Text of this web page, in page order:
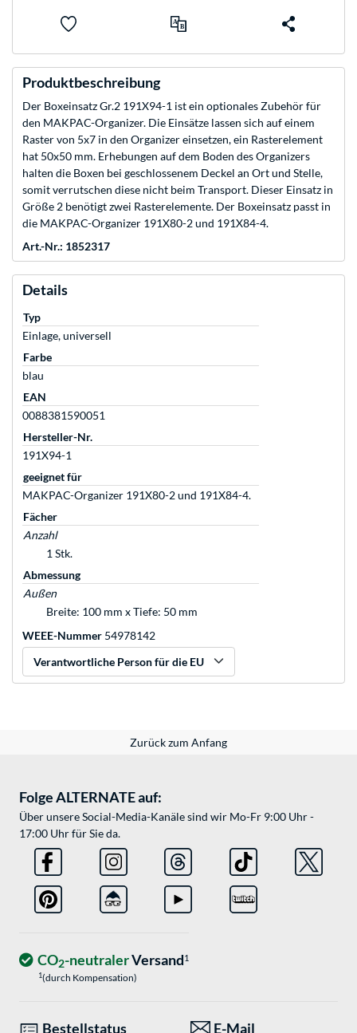
Produktbeschreibung
Der Boxeinsatz Gr.2 191X94-1 ist ein optionales Zubehör für
den MAKPAC-Organizer. Die Einsätze lassen sich auf einem
Raster von 5x7 in den Organizer einsetzen, ein Rasterelement
hat 50x50 mm. Erhebungen auf dem Boden des Organizers
halten die Boxen bei geschlossenem Deckel an Ort und Stelle,
somit verrutschen diese nicht beim Transport. Dieser Einsatz in
Größe 2 benötigt zwei Rasterelemente. Der Boxeinsatz passt in
die MAKPAC-Organizer 191X80-2 und 191X84-4.
Art.-Nr.: 1852317
Details
Typ
Einlage, universell
Farbe
blau
EAN
0088381590051
Hersteller-Nr.
191X94-1
geeignet für
MAKPAC-Organizer 191X80-2 und 191X84-4.
Fächer
Anzahl
1 Stk.
Abmessung
Außen
Breite: 100 mm x Tiefe: 50 mm
WEEE-Nummer 54978142
Verantwortliche Person für die EU
Zurück zum Anfang
Folge ALTERNATE auf:
Über unsere Social-Media-Kanäle sind wir Mo-Fr 9:00 Uhr -
17:00 Uhr für Sie da.
CO2-neutralerVersand1
1(durch Kompensation)
Bestellstatus E-Mail